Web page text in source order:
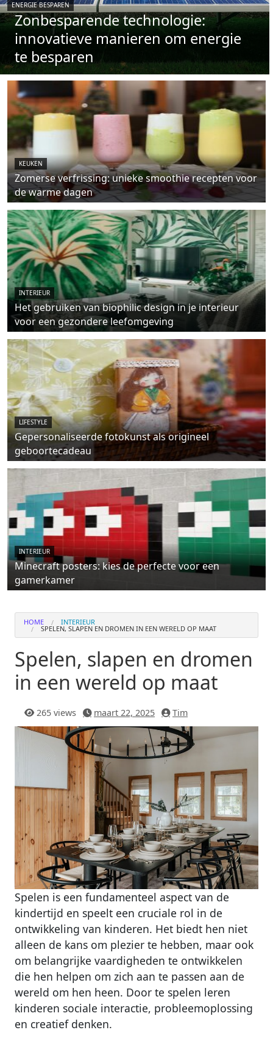
ENERGIE BESPAREN
Zonbesparende technologie:
innovatieve manieren om energie
te besparen
KEUKEN
Zomerse verfrissing: unieke smoothie recepten voor
de warme dagen
INTERIEUR
Het gebruiken van biophilic design in je interieur
voor een gezondere leefomgeving
LIFESTYLE
Gepersonaliseerde fotokunst als origineel
geboortecadeau
INTERIEUR
Minecraft posters: kies de perfecte voor een
gamerkamer
HOME INTERIEUR
SPELEN, SLAPEN EN DROMEN IN EEN WERELD OP MAAT
Spelen, slapen en dromen
in een wereld op maat
265 views maart 22, 2025 Tim
Spelen is een fundamenteel aspect van de
kindertijd en speelt een cruciale rol in de
ontwikkeling van kinderen. Het biedt hen niet
alleen de kans om plezier te hebben, maar ook
om belangrijke vaardigheden te ontwikkelen
die hen helpen om zich aan te passen aan de
wereld om hen heen. Door te spelen leren
kinderen sociale interactie, probleemoplossing
en creatief denken.